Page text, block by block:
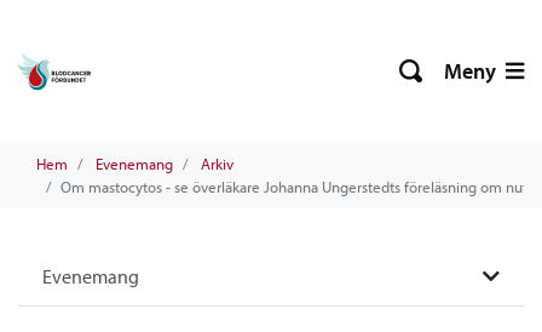
Meny
Hem Evenemang
Arkiv
Om mastocytos - se överläkare Johanna Ungerstedts föreläsning om
Evenemang